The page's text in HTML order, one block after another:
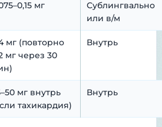
мг
Сублингвально
или в/м
мг (повторно
мг через 30
Внутрь
мг внутрь
тахикардия)
Внутрь